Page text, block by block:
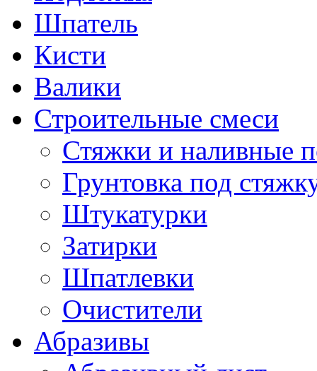
Шпатель
Кисти
Валики
Строительные смеси
Стяжки и наливные
Грунтовка под
Штукатурки
Затирки
Шпатлевки
Очистители
Абразивы